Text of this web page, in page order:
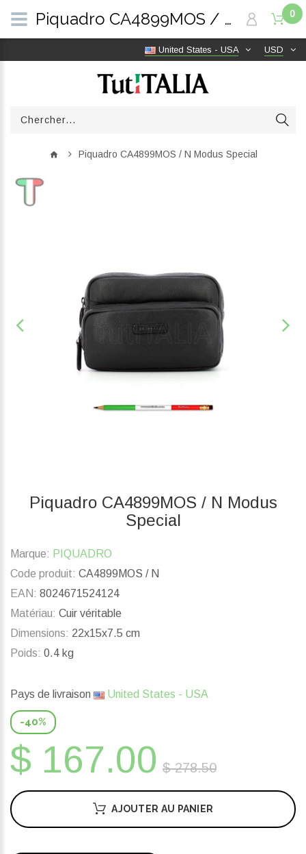
USD
United States - USA
0
Piquadro CA4899MOS / N Modus Special
Piquadro CA4899MOS / N Modus
Special
Marque: PIQUADRO
Code produit: CA4899MOS / N
EAN: 8024671524124
Matériau: Cuir véritable
Dimensions: 22x15x7.5 cm
Poids: 0.4 kg
Pays de livraison United States - USA
-40%
$ 167.00 $ 278.50
AJOUTER AU PANIER
Piquadro CA4899MOS / N Modus Special | TutITALIA